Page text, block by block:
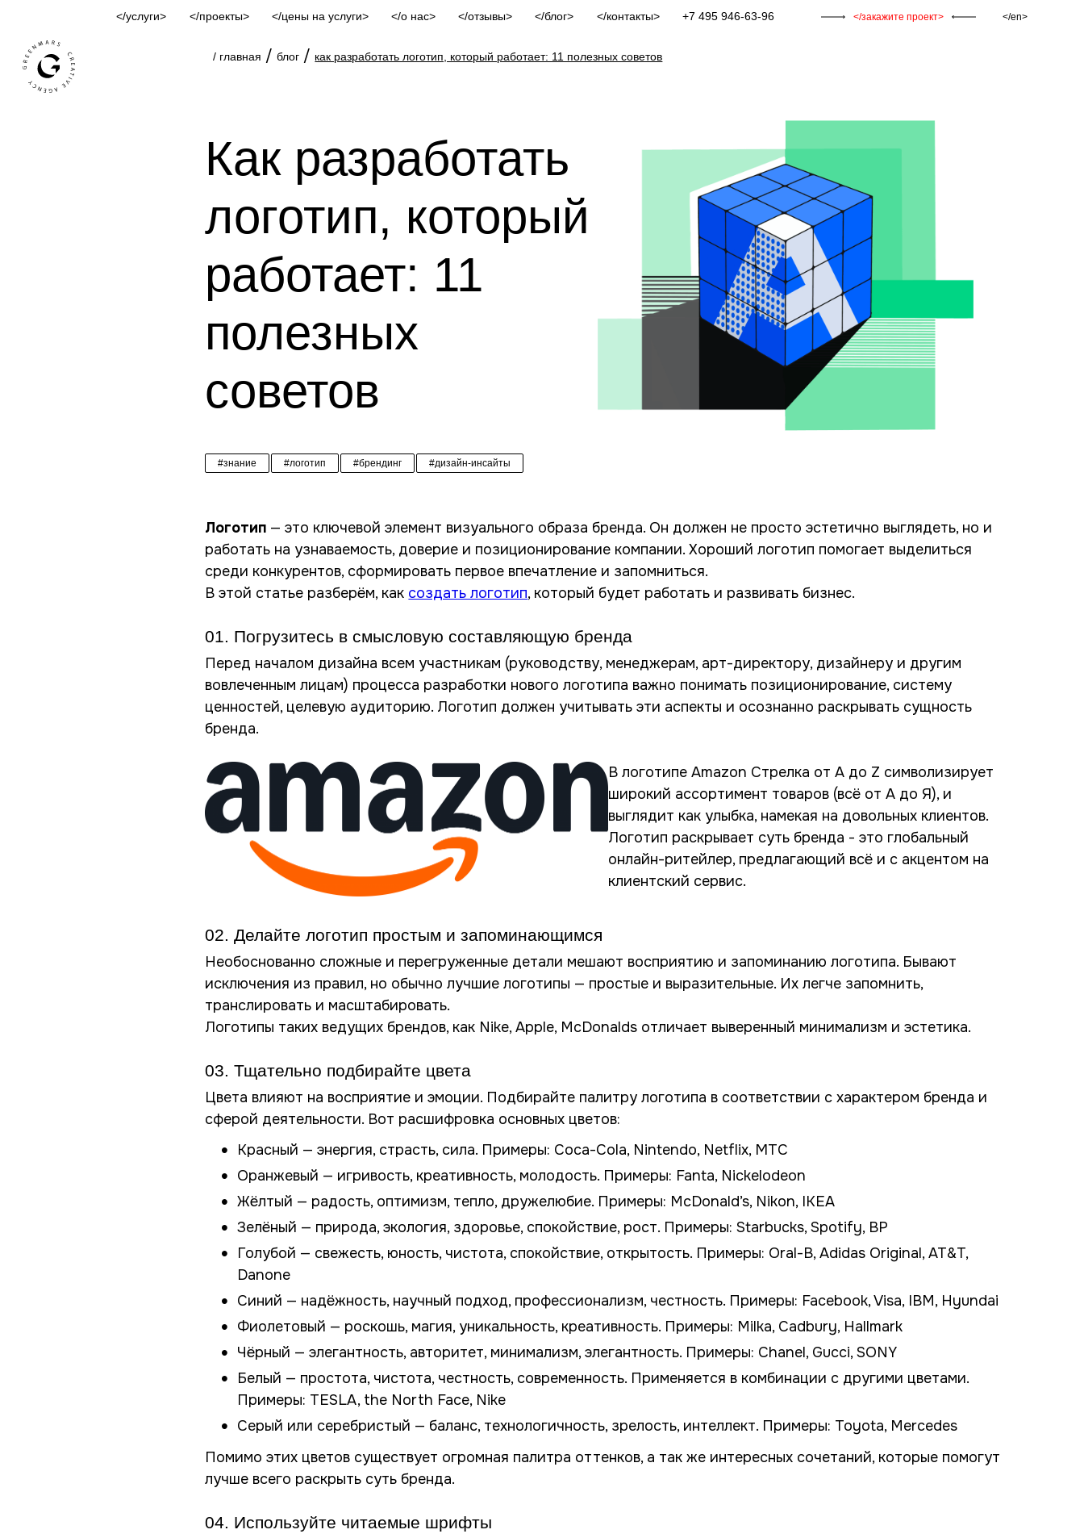
услуги проекты цены на услуги о нас отзывы блог контакты +7 495 946-63-96 закажите проект en
/ главная /блог / как разработать логотип, который работает: 11 полезных советов
Как разработать
логотип, который
работает: 11
полезных
советов
#знание #логотип #брендинг #дизайн-инсайты
Логотип — это ключевой элемент визуального образа бренда. Он должен не просто эстетично выглядеть, но и
работать на узнаваемость, доверие и позиционирование компании. Хороший логотип помогает выделиться
среди конкурентов, сформировать первое впечатление и запомниться.
В этой статье разберём, как создать логотип, который будет работать и развивать бизнес.
01. Погрузитесь в смысловую составляющую бренда
Перед началом дизайна всем участникам (руководству, менеджерам, арт-директору, дизайнеру и другим
вовлеченным лицам) процесса разработки нового логотипа важно понимать позиционирование, систему
ценностей, целевую аудиторию. Логотип должен учитывать эти аспекты и осознанно раскрывать сущность
бренда.
В логотипе Amazon Стрелка от A до Z символизирует
широкий ассортимент товаров (всё от А до Я), и
выглядит как улыбка, намекая на довольных клиентов.
Логотип раскрывает суть бренда - это глобальный
онлайн-ритейлер, предлагающий всё и с акцентом на
клиентский сервис.
02. Делайте логотип простым и запоминающимся
Необоснованно сложные и перегруженные детали мешают восприятию и запоминанию логотипа. Бывают
исключения из правил, но обычно лучшие логотипы — простые и выразительные. Их легче запомнить,
транслировать и масштабировать.
Логотипы таких ведущих брендов, как Nike, Apple, McDonalds отличает выверенный минимализм и эстетика.
03. Тщательно подбирайте цвета
Цвета влияют на восприятие и эмоции. Подбирайте палитру логотипа в соответствии с характером бренда и
сферой деятельности. Вот расшифровка основных цветов:
Красный — энергия, страсть, сила. Примеры: Coca-Cola, Nintendo, Netflix, МТС
Оранжевый — игривость, креативность, молодость. Примеры: Fanta, Nickelodeon
Жёлтый — радость, оптимизм, тепло, дружелюбие. Примеры: McDonald’s, Nikon, IKEA
Зелёный — природа, экология, здоровье, спокойствие, рост. Примеры: Starbucks, Spotify, BP
Голубой — свежесть, юность, чистота, спокойствие, открытость. Примеры: Oral-B, Adidas Original, AT&T,
Danone
Синий — надёжность, научный подход, профессионализм, честность. Примеры: Facebook, Visa, IBM, Hyundai
Фиолетовый — роскошь, магия, уникальность, креативность. Примеры: Milka, Cadbury, Hallmark
Чёрный — элегантность, авторитет, минимализм, элегантность. Примеры: Chanel, Gucci, SONY
Белый — простота, чистота, честность, современность. Применяется в комбинации с другими цветами.
Примеры: TESLA, the North Face, Nike
Серый или серебристый — баланс, технологичность, зрелость, интеллект. Примеры: Toyota, Mercedes
Помимо этих цветов существует огромная палитра оттенков, а так же интересных сочетаний, которые помогут
лучше всего раскрыть суть бренда.
04. Используйте читаемые шрифты